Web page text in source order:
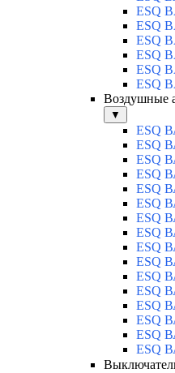
ESQ
ESQ
ESQ
ESQ
ESQ
ESQ
Воздушные
▼
ESQ
ESQ
ESQ
ESQ
ESQ
ESQ
ESQ
ESQ
ESQ
ESQ
ESQ
ESQ
ESQ
ESQ
ESQ
ESQ